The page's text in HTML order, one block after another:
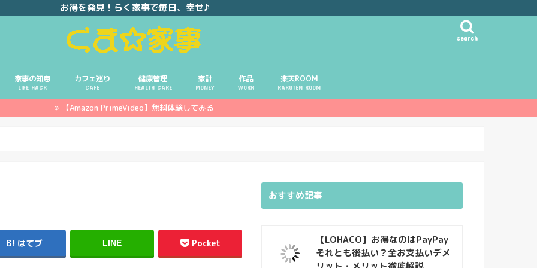
お得を発見！らく家事で毎日、幸せ♪
search
家事の知恵
LIFE HACK
カフェ巡り
CAFE
健康管理
HEALTH CARE
家計
MONEY
ポイ活
投資
副業
作品
WORK
楽天ROOM
RAKUTEN ROOM
【Amazon PrimeVideo】無料体験してみる
はてブ LINE Pocket
おすすめ記事
【LOHACO】お得なのはPayPay
それとも後払い？全お支払いデメ